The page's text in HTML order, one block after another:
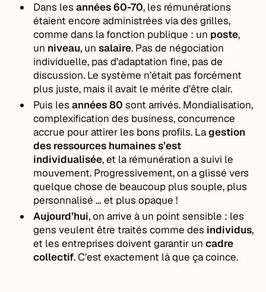
Dans lesannées 60-70, les rémunérations
étaient encore administrées via des grilles,
comme dans la fonction publique : un poste,
un niveau, unsalaire. Pas de négociation
individuelle, pas d’adaptation fine, pas de
discussion. Le système n’était pas forcément
plus juste, mais il avait le mérite d’être clair.
Puis lesannées 80 sont arrivés. Mondialisation,
complexification des business, concurrence
accrue pour attirer les bons profils. Lagestion
des ressources humaines s’est
individualisée, et la rémunération a suivi le
mouvement. Progressivement, on a glissé vers
quelque chose de beaucoup plus souple, plus
personnalisé … et plus opaque !
Aujourd’hui, on arrive à un point sensible : les
gens veulent être traités comme des individus,
et les entreprises doivent garantir uncadre
collectif. C’est exactement là que ça coince.